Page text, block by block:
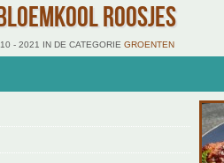
ROOSJES
- 2021 IN DE CATEGORIE GROENTEN